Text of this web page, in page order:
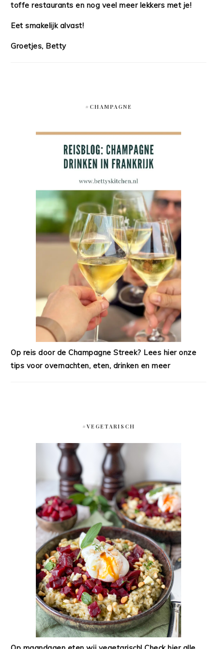
toffe restaurants en nog veel meer lekkers met je!
Eet smakelijk alvast!
Groetjes, Betty
#CHAMPAGNE
Op reis door de Champagne Streek? Lees hier onze
tips voor overnachten, eten, drinken en meer
#VEGETARISCH